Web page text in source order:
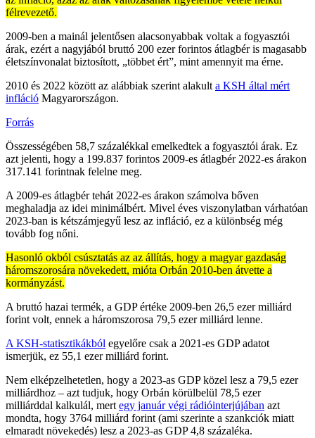
félrevezető.
2009-ben a mainál jelentősen alacsonyabbak voltak a fogyasztói
árak, ezért a nagyjából bruttó 200 ezer forintos átlagbér is magasabb
életszínvonalat biztosított, „többet ért”, mint amennyit ma érne.
2010 és 2022 között az alábbiak szerint alakulta KSH által mért
infláció Magyarországon.
Forrás
Összességében 58,7 százalékkal emelkedtek a fogyasztói árak. Ez
azt jelenti, hogy a 199.837 forintos 2009-es átlagbér 2022-es árakon
317.141 forintnak felelne meg.
A 2009-es átlagbér tehát 2022-es árakon számolva bőven
meghaladja az idei minimálbért. Mivel éves viszonylatban várhatóan
2023-ban is kétszámjegyű lesz az infláció, ez a különbség még
tovább fog nőni.
Hasonló okból csúsztatás az az állítás, hogy a magyar gazdaság
háromszorosára növekedett, mióta Orbán 2010-ben átvette a
kormányzást.
A bruttó hazai termék, a GDP értéke 2009-ben 26,5 ezer milliárd
forint volt, ennek a háromszorosa 79,5 ezer milliárd lenne.
A KSH-statisztikákból egyelőre csak a 2021-es GDP adatot
ismerjük, ez 55,1 ezer milliárd forint.
Nem elképzelhetetlen, hogy a 2023-as GDP közel lesz a 79,5 ezer
milliárdhoz – azt tudjuk, hogy Orbán körülbelül 78,5 ezer
milliárddal kalkulál, mertegy január végi rádióinterjújában azt
mondta, hogy 3764 milliárd forint (ami szerinte a szankciók miatt
elmaradt növekedés) lesz a 2023-as GDP 4,8 százaléka.